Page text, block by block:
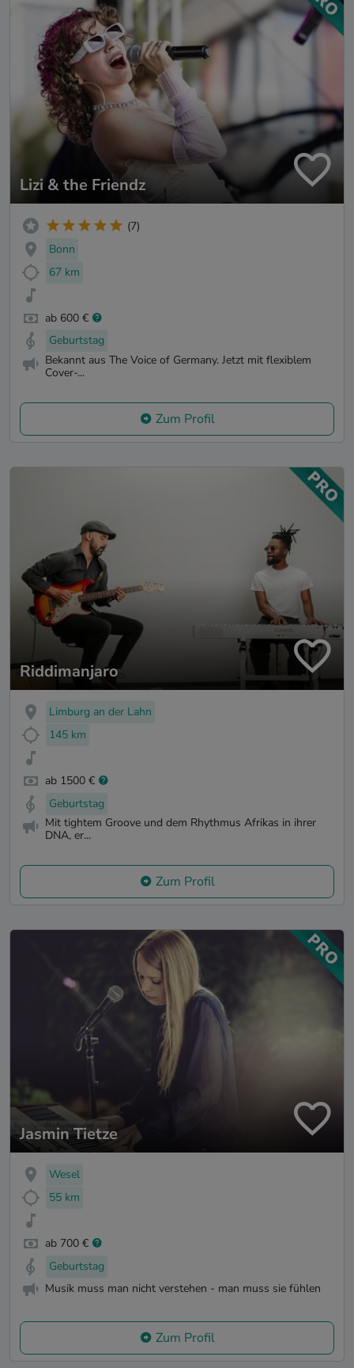
Lizi & the Friendz
(7)
Bonn
67 km
ab 600 €
Geburtstag
Bekannt aus The Voice of Germany. Jetzt mit flexiblem
Cover-...
Zum Profil
Riddimanjaro
Limburg an der Lahn
145 km
ab 1500 €
Geburtstag
Mit tightem Groove und dem Rhythmus Afrikas in ihrer
DNA, er...
Zum Profil
Jasmin Tietze
Wesel
55 km
ab 700 €
Geburtstag
Musik muss man nicht verstehen - man muss sie fühlen
Zum Profil